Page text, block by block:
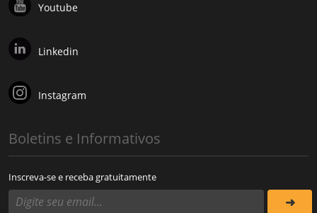
Youtube
Linkedin
Instagram
Boletins e Informativos
Inscreva-se e receba gratuitamente